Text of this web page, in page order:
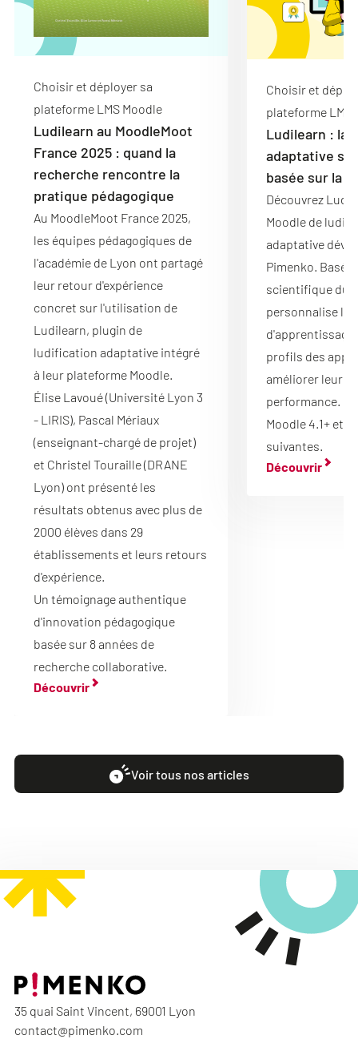
Choisir et déployer sa
plateforme LMS Moodle
Ludilearn au MoodleMoot
France 2025 : quand la
recherche rencontre la
pratique pédagogique
Au MoodleMoot France 2025,
les équipes pédagogiques de
l'académie de Lyon ont partagé
leur retour d'expérience
concret sur l'utilisation de
Ludilearn, plugin de
ludification adaptative intégré
à leur plateforme Moodle.
Élise Lavoué (Université Lyon 3
- LIRIS), Pascal Mériaux
(enseignant-chargé de projet)
et Christel Touraille (DRANE
Lyon) ont présenté les
résultats obtenus avec plus de
2000 élèves dans 29
établissements et leurs retours
d'expérience.
Un témoignage authentique
d'innovation pédagogique
basée sur 8 années de
recherche collaborative.
Découvrir
Choisir et
plateforme LMS
Ludilearn : la
adaptative
basée sur la
Découvrez
Moodle de
adaptative
Pimenko. Basé
scientifique du
personnalise
d'apprentissage
profils des
améliorer leur
performance.
Moodle 4.1+ et
suivantes.
Découvrir
Voir tous nos articles
35 quai Saint Vincent, 69001 Lyon
contact@pimenko.com